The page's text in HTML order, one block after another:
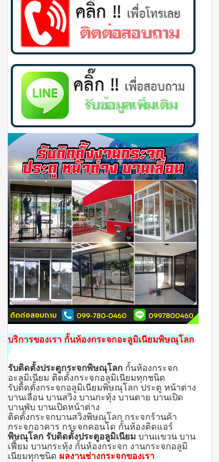
บริการของเรา กั้นห้องกระจกอะลูมิเนียมพิษณุโลก
รับติดตั้งประตูกระจกพิษณุโลก กั้นห้องกระจก
อะลูมิเนียม ติดตั้งกระจกอลูมิเนียมทุกชนิด
รับติดตั้งกระจกอลูมิเนียมพิษณุโลก ประตู หน้าต่าง
บานเลื่อน บานสวิง บานกะทุ้ง บานตาย บานเปิด
บานพับ บานเปิดหน้าต่าง
ติดตั้งกระจกบานสวิงพิษณุโลก กระจกร้านค้า
กระจกอาคาร กระจกคอนโด กั้นห้องติดแอร์
พิษณุโลก รับติดตั้งประตูอลูมิเนียม บานแขวน บาน
เฟี้ยม บานกระทุ้ง กั้นห้องกระจก งานกระจกอลูมิ
เนียมทุกชนิด ผลงานช่างกระจกของเรา